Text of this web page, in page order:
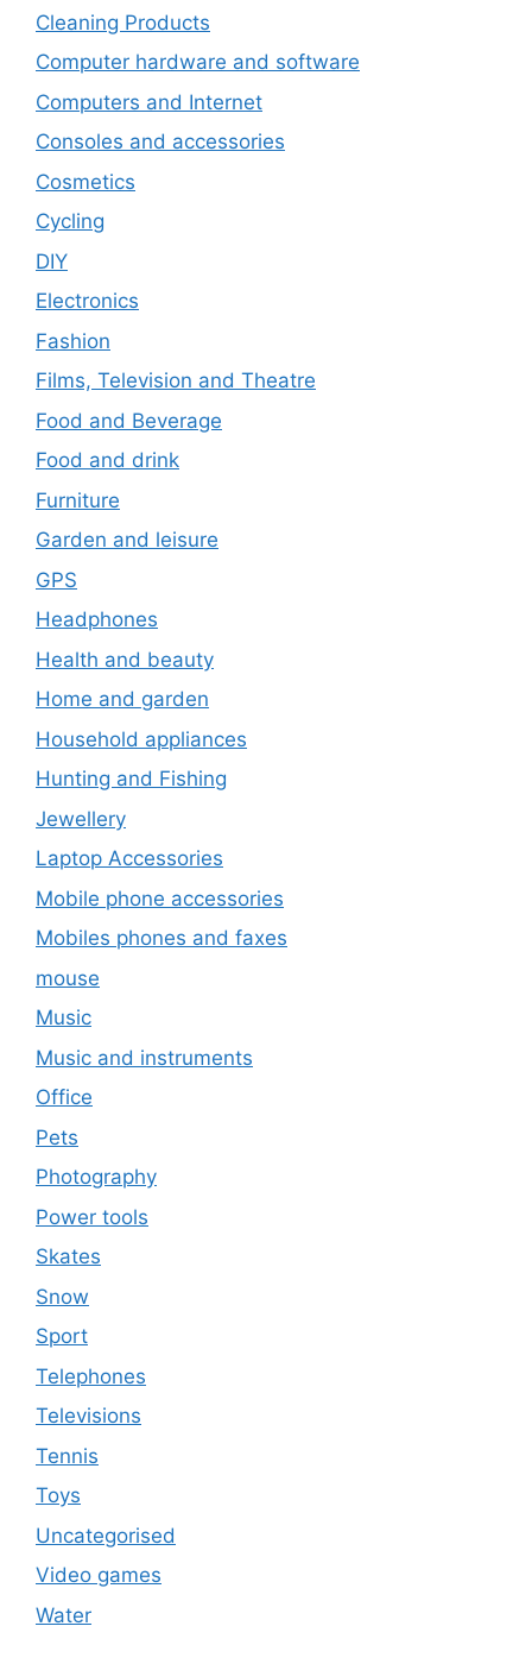
Cleaning Products
Computer hardware and software
Computers and Internet
Consoles and accessories
Cosmetics
Cycling
DIY
Electronics
Fashion
Films, Television and Theatre
Food and Beverage
Food and drink
Furniture
Garden and leisure
GPS
Headphones
Health and beauty
Home and garden
Household appliances
Hunting and Fishing
Jewellery
Laptop Accessories
Mobile phone accessories
Mobiles phones and faxes
mouse
Music
Music and instruments
Office
Pets
Photography
Power tools
Skates
Snow
Sport
Telephones
Televisions
Tennis
Toys
Uncategorised
Video games
Water